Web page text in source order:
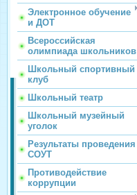
Электронное обучение
и ДОТ
Всероссийская
олимпиада школьников
Школьный спортивный
клуб
Школьный театр
Школьный музейный
уголок
Результаты проведения
СОУТ
Противодействие
коррупции